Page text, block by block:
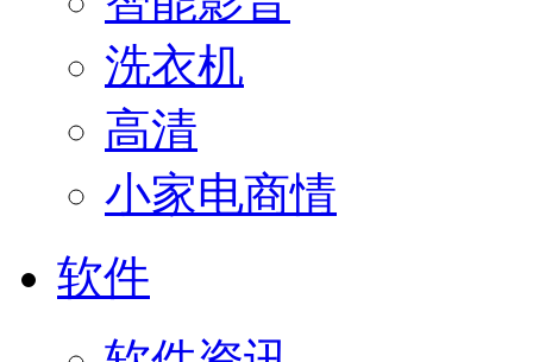
洗衣机
高清
小家电商情
软件